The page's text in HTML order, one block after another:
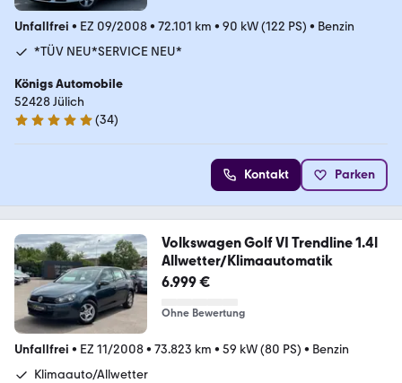
Unfallfrei • EZ 09/2008• 72.101 km • 90 kW (122 PS) • Benzin
*TÜV NEU*SERVICE NEU*
Königs Automobile
52428 Jülich
4.8 Sterne
(34)
Kontakt Parken
Volkswagen Golf VI Trendline 1.4l
Allwetter/Klimaautomatik
6.999 €
Ohne Bewertung
Unfallfrei • EZ 11/2008• 73.823 km • 59 kW (80 PS) • Benzin
Klimaauto/Allwetter